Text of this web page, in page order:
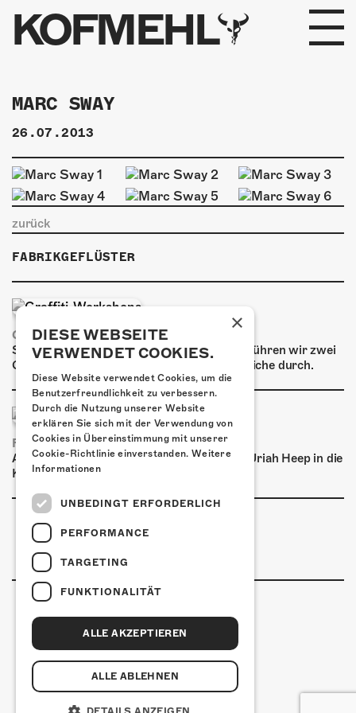
KOFMEHL
PROGRAMM
FABRIKGEFLÜSTER
GALERIE
FOTOGALERIE
PHOTOMAT
INFOS
ÜBER UNS
GÖNNEREI
SHOP
MITMACHEN
MARC SWAY
26.07.2013
zurück
FABRIKGEFLÜSTER
GRAFFITI-WORKSHOPS
Spray dein eigenes Graffiti! Im September führen wir zwei
Graffiti-Workshops für Kinder und Jugendliche durch.
FRISCH BESTÄTIGT: URIAH HEEP
Am Sonntag, 15. November 2026 kommen Uriah Heep in die
Kulturfabrik Kofmehl!
Kulturfabrik Kofmehl
Kofmehlweg 1
+41 32 621 20 60
×
DIESE WEBSEITE
VERWENDET COOKIES.
Diese Website verwendet Cookies, um die
Benutzerfreundlichkeit zu verbessern.
Durch die Nutzung unserer Website
erklären Sie sich mit der Verwendung von
Cookies in Übereinstimmung mit unserer
Cookie-Richtlinie einverstanden. Weitere
Informationen
UNBEDINGT ERFORDERLICH
PERFORMANCE
TARGETING
FUNKTIONALITÄT
ALLE AKZEPTIEREN
ALLE ABLEHNEN